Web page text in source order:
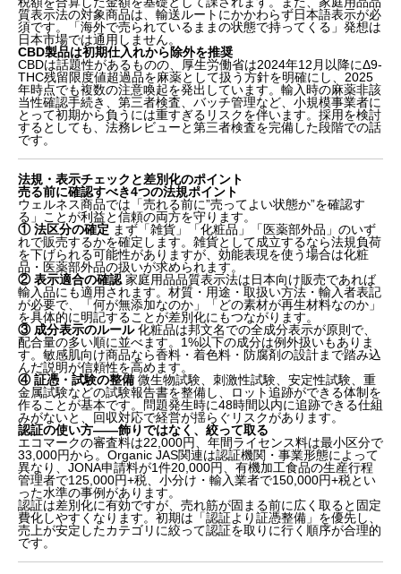
質表示法の対象商品は、輸送ルートにかかわらず日本語表示が必
須です。「海外で売られているままの状態で持ってくる」発想は
日本市場では通用しません。
CBD製品は初期仕入れから除外を推奨
CBDは話題性があるものの、厚生労働省は2024年12月以降にΔ9-
THC残留限度値超過品を麻薬として扱う方針を明確にし、2025
年時点でも複数の注意喚起を発出しています。輸入時の麻薬非該
当性確認手続き、第三者検査、バッチ管理など、小規模事業者に
とって初期から負うには重すぎるリスクを伴います。採用を検討
するとしても、法務レビューと第三者検査を完備した段階での話
です。
法規・表示チェックと差別化のポイント
売る前に確認すべき4つの法規ポイント
ウェルネス商品では「売れる前に”売ってよい状態か”を確認す
る」ことが利益と信頼の両方を守ります。
① 法区分の確定 まず「雑貨」「化粧品」「医薬部外品」のいず
れで販売するかを確定します。雑貨として成立するなら法規負荷
を下げられる可能性がありますが、効能表現を使う場合は化粧
品・医薬部外品の扱いが求められます。
② 表示適合の確認家庭用品品質表示法は日本向け販売であれば
輸入品にも適用されます。材質・用途・取扱い方法・輸入者表記
が必要で、「何が無添加なのか」「どの素材が再生材料なのか」
を具体的に明記することが差別化にもつながります。
③ 成分表示のルール化粧品は邦文名での全成分表示が原則で、
配合量の多い順に並べます。1%以下の成分は例外扱いもありま
す。敏感肌向け商品なら香料・着色料・防腐剤の設計まで踏み込
んだ説明が信頼性を高めます。
④ 証憑・試験の整備 微生物試験、刺激性試験、安定性試験、重
金属試験などの試験報告書を整備し、ロット追跡ができる体制を
作ることが基本です。問題発生時に48時間以内に追跡できる仕組
みがないと、回収対応で経営が揺らぐリスクがあります。
認証の使い方——飾りではなく、絞って取る
エコマークの審査料は22,000円、年間ライセンス料は最小区分で
33,000円から。Organic JAS関連は認証機関・事業形態によって
異なり、JONA申請料が1件20,000円、有機加工食品の生産行程
管理者で125,000円+税、小分け・輸入業者で150,000円+税とい
った水準の事例があります。
認証は差別化に有効ですが、売れ筋が固まる前に広く取ると固定
費化しやすくなります。初期は「認証より証憑整備」を優先し、
売上が安定したカテゴリに絞って認証を取りに行く順序が合理的
です。
なぜ今、ウェルネス日用品の仕入れ戦略が重要なのか
ウェルネス日用品の市場動向と消費者セグメント
有望カテゴリと商品ポートフォリオの設計
仕入れチャネルの選び方と実務比較
法規・表示チェックと差別化のポイント
価格設計と収益モデルの組み立て方
実行ロードマップとKPI設計
まとめ：ウェルネス仕入れ戦略の要点と次のステップ